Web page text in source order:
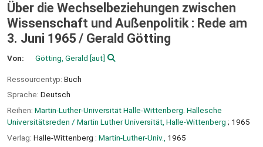
Über die Wechselbeziehungen zwischen
Wissenschaft und Außenpolitik : Rede am
3. Juni 1965 / Gerald Götting
Von: Götting, Gerald [aut]
Ressourcentyp: Buch
Sprache: Deutsch
Reihen: Martin-Luther-Universität Halle-Wittenberg. Hallesche
Universitätsreden / Martin Luther Universität, Halle-Wittenberg ; 1965
Verlag: Halle-Wittenberg : Martin-Luther-Univ., 1965